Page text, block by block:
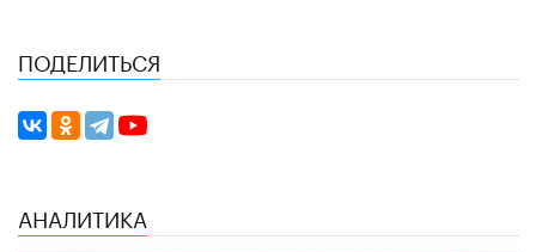
ПОДЕЛИТЬСЯ
АНАЛИТИКА